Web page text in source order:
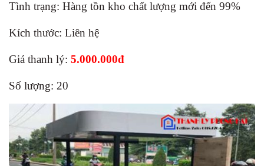
Tình trạng: Hàng tồn kho chất lượng mới đến 99%
Kích thước: Liên hệ
Giá thanh lý: 5.000.000đ
Số lượng: 20